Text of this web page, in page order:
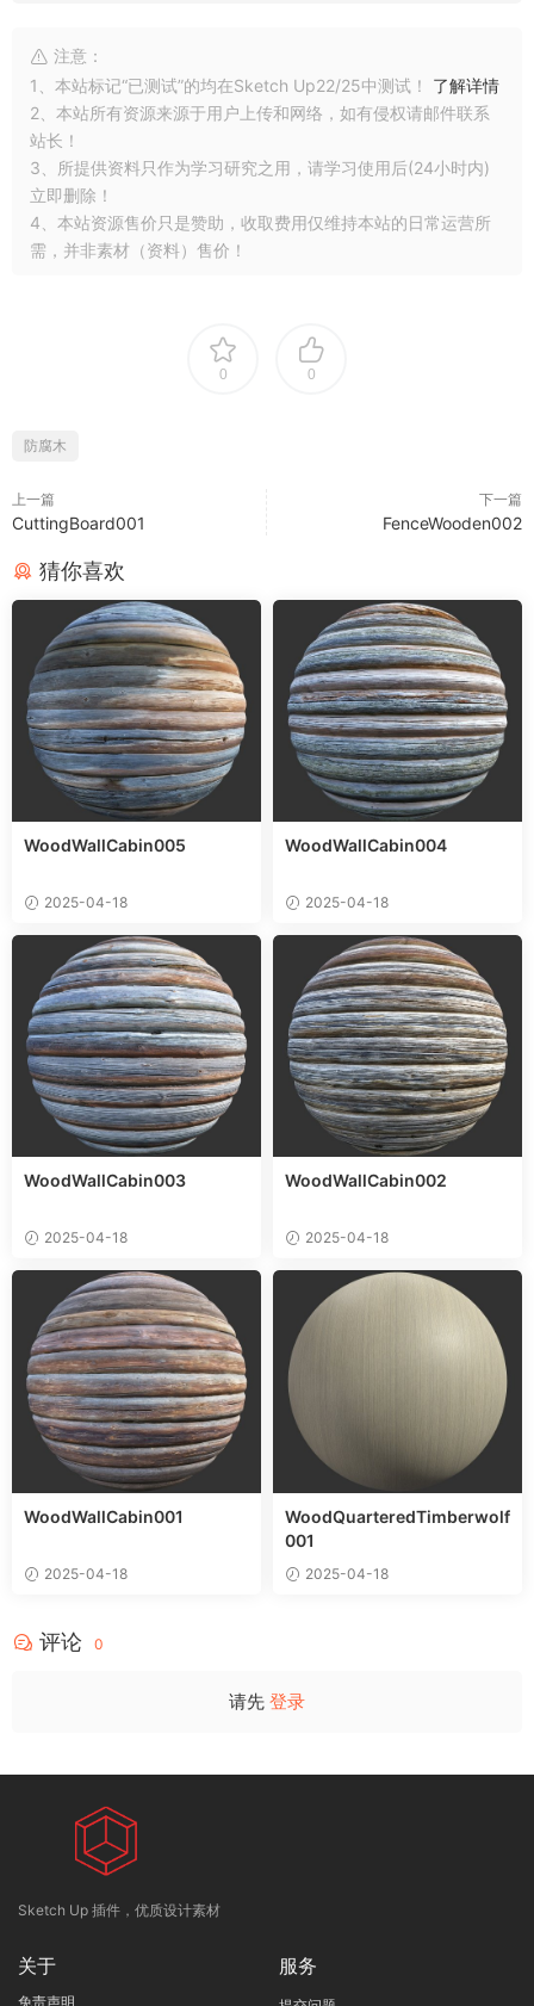
注意：
1、本站标记“已测试”的均在Sketch Up22/25中测试！ 了解详情
2、本站所有资源来源于用户上传和网络，如有侵权请邮件联系
站长！
3、所提供资料只作为学习研究之用，请学习使用后(24小时内)
立即删除！
4、本站资源售价只是赞助，收取费用仅维持本站的日常运营所
需，并非素材（资料）售价！
0 0
防腐木
上一篇
CuttingBoard001
下一篇
FenceWooden002
猜你喜欢
WoodWallCabin005
2025-04-18
WoodWallCabin004
2025-04-18
WoodWallCabin003
2025-04-18
WoodWallCabin002
2025-04-18
WoodWallCabin001
2025-04-18
WoodQuarteredTimberwolf
001
2025-04-18
评论 0
请先 登录
Sketch Up 插件，优质设计素材
关于
免责声明
服务